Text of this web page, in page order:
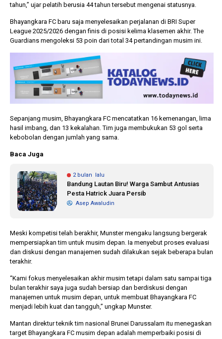
tahun,” ujar pelatih berusia 44 tahun tersebut mengenai statusnya.
Bhayangkara FC baru saja menyelesaikan perjalanan di BRI Super
League 2025/2026 dengan finis di posisi kelima klasemen akhir. The
Guardians mengoleksi 53 poin dari total 34 pertandingan musim ini.
Sepanjang musim, Bhayangkara FC mencatatkan 16 kemenangan, lima
hasil imbang, dan 13 kekalahan. Tim juga membukukan 53 gol serta
kebobolan dengan jumlah yang sama.
Baca Juga
2 bulan lalu
Bandung Lautan Biru! Warga Sambut Antusias
Pesta Hatrick Juara Persib
Asep Awaludin
Meski kompetisi telah berakhir, Munster mengaku langsung bergerak
mempersiapkan tim untuk musim depan. Ia menyebut proses evaluasi
dan diskusi dengan manajemen sudah dilakukan sejak beberapa bulan
terakhir.
“Kami fokus menyelesaikan akhir musim tetapi dalam satu sampai tiga
bulan terakhir saya juga sudah bersiap dan berdiskusi dengan
manajemen untuk musim depan, untuk membuat Bhayangkara FC
menjadi lebih kuat dan tangguh,” ungkap Munster.
Mantan direktur teknik tim nasional Brunei Darussalam itu menegaskan
target Bhayangkara FC musim depan adalah memperbaiki posisi di